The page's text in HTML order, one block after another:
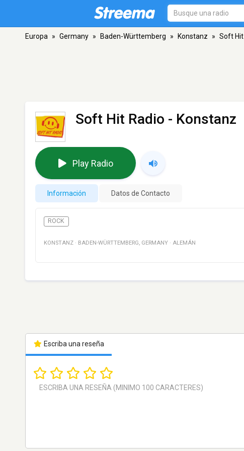
Europa » Germany » Baden-Württemberg » Konstanz » Soft Hit
Soft Hit Radio - Konstanz
Play Radio
Información Datos de Contacto
ROCK
KONSTANZ · BADEN-WÜRTTEMBERG, GERMANY · ALEMÁN
Escriba una reseña